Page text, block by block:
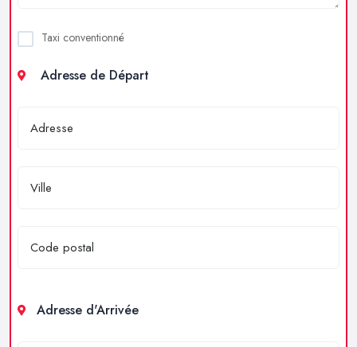
Taxi conventionné
Adresse de Départ
Adresse d'Arrivée